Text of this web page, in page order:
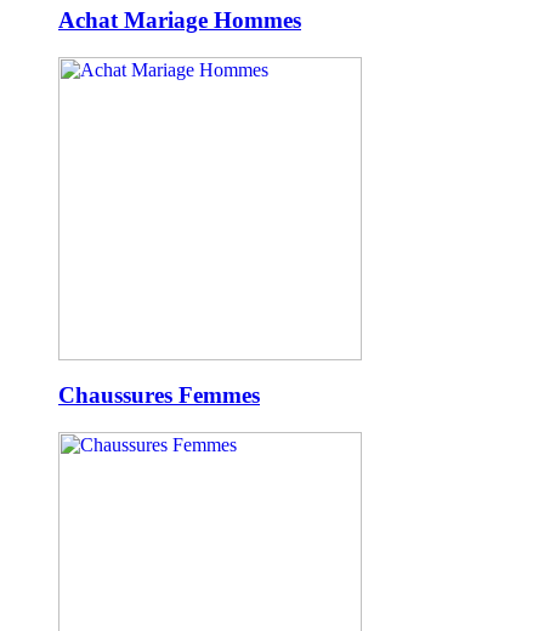
Achat Mariage Hommes
Chaussures Femmes